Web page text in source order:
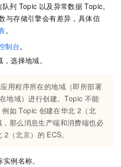
列 Topic 以及异常数据 Topic。
与存储引擎会有差异，具体信
。
制台。
，选择地域。
用程序所在的地域（即所部署
地域）进行创建。Topic 不能
例如 Topic 创建在华北 2（北
那么消息生产端和消费端也必
2（北京）的 ECS。
例名称。